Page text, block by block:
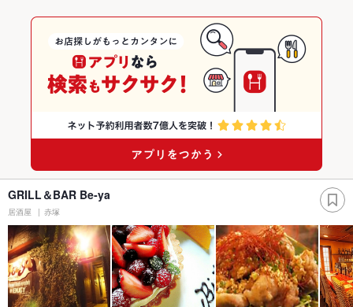
GRILL＆BAR Be‐ya
居酒屋 赤塚